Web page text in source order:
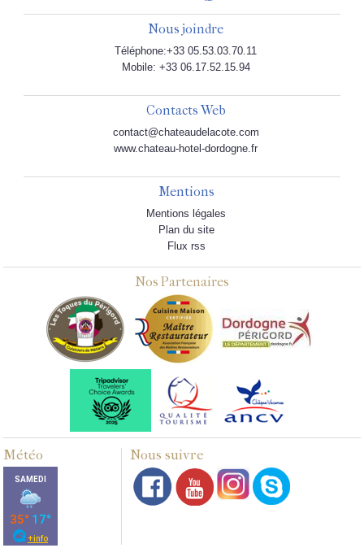
Nous joindre
Téléphone:+33 05.53.03.70.11
Mobile: +33 06.17.52.15.94
Contacts Web
contact@chateaudelacote.com
www.chateau-hotel-dordogne.fr
Mentions
Mentions légales
Plan du site
Flux rss
Nos Partenaires
Météo Nous suivre